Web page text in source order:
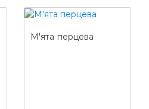
М'ята перцева